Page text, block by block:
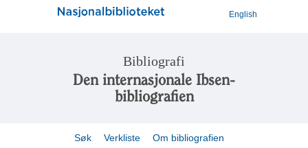
English
Bibliografi
Den internasjonale Ibsen-
bibliografien
Søk Verkliste Om bibliografien